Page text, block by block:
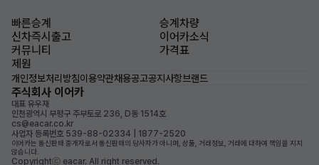
빠른승계
승계차량
신차즉시출고
이어카소식
커뮤니티
가격표
제원
개인정보처리방침이용약관채용공고공지사항브랜드
주식회사 이어카
대표 유우재
인천광역시 부평구 주부토로 236, D동 1514호
cs@eacar.co.kr
사업자 등록번호 539-88-02334 | 1877-2520
이어카는 통신판매 중개자로서 통신판매의 당사자가 아니며, 상품, 거래정보, 거래에 대하여 책임을 지지
않습니다.
Copyrightⓒ eacar. All right reserved.